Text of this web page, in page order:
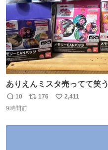
ありえんミスタ売ってて笑う
返
信
10
リ
176
い
2,411
9時間前